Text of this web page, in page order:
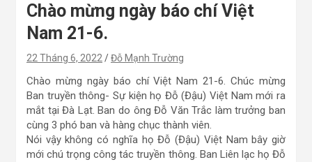
Chào mừng ngày báo chí Việt
Nam 21-6.
22 Tháng 6, 2022 Đỗ Mạnh Trường
Chào mừng ngày báo chí Việt Nam 21-6. Chúc mừng
Ban truyền thông- Sự kiện họ Đỗ (Đậu) Việt Nam mới ra
mắt tại Đà Lạt. Ban do ông Đỗ Văn Trắc làm trưởng ban
cùng 3 phó ban và hàng chục thành viên.
Nói vậy không có nghĩa họ Đỗ (Đậu) Việt Nam bây giờ
mới chú trọng công tác truyền thông. Ban Liên lạc họ Đỗ